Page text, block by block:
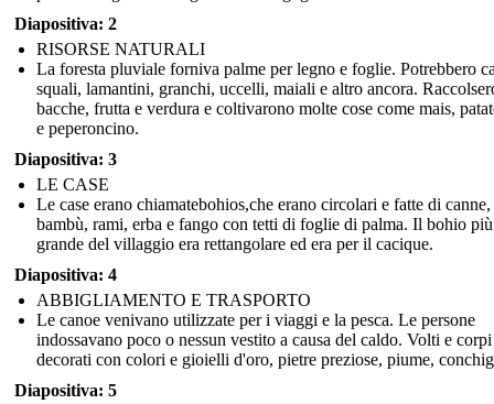
Diapositiva: 2
RISORSE NATURALI
La foresta pluviale forniva palme per legno e foglie. Potrebbero
squali, lamantini, granchi, uccelli, maiali e altro ancora.
bacche, frutta e verdura e coltivarono molte cose come mais,
e peperoncino.
Diapositiva: 3
LE CASE
Le case erano chiamatebohios,che erano circolari e fatte di canne,
bambù, rami, erba e fango con tetti di foglie di palma. Il bohio più
grande del villaggio era rettangolare ed era per il cacique.
Diapositiva: 4
ABBIGLIAMENTO E TRASPORTO
Le canoe venivano utilizzate per i viaggi e la pesca. Le persone
indossavano poco o nessun vestito a causa del caldo. Volti e
decorati con colori e gioielli d'oro, pietre preziose, piume,
Diapositiva: 5